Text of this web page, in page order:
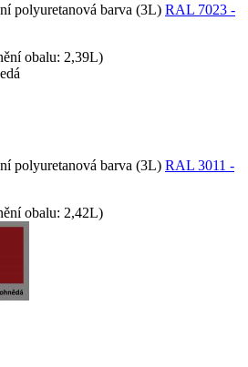
polyuretanová barva (3L) RAL 7023 -
obalu: 2,39L)
polyuretanová barva (3L) RAL 3011 -
obalu: 2,42L)